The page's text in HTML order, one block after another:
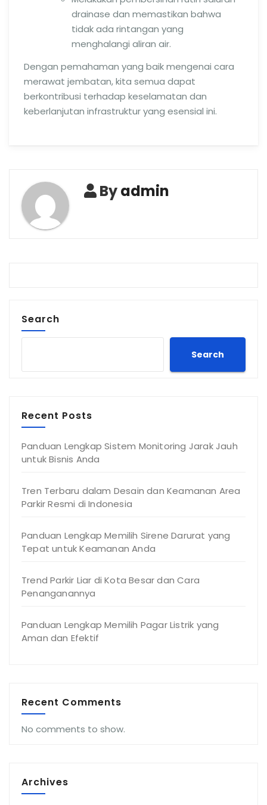
drainase dan memastikan bahwa
tidak ada rintangan yang
menghalangi aliran air.
Dengan pemahaman yang baik mengenai cara
merawat jembatan, kita semua dapat
berkontribusi terhadap keselamatan dan
keberlanjutan infrastruktur yang esensial ini.
Byadmin
Search
Search
Recent Posts
Panduan Lengkap Sistem Monitoring Jarak Jauh
untuk Bisnis Anda
Tren Terbaru dalam Desain dan Keamanan Area
Parkir Resmi di Indonesia
Panduan Lengkap Memilih Sirene Darurat yang
Tepat untuk Keamanan Anda
Trend Parkir Liar di Kota Besar dan Cara
Penanganannya
Panduan Lengkap Memilih Pagar Listrik yang
Aman dan Efektif
Recent Comments
No comments to show.
Archives